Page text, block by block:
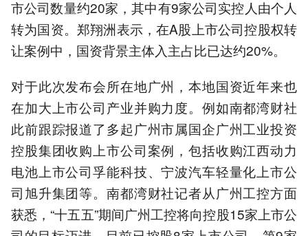
市公司数量约20家，其中有9家公司实控人由个人
转为国资。郑翔洲表示，在A股上市公司控股权转
让案例中，国资背景主体入主占比已达约20%。
对于此次发布会所在地广州，本地国资近年来也
在加大上市公司产业并购力度。例如南都湾财社
此前跟踪报道了多起广州市属国企广州工业投资
控股集团收购上市公司案例，包括收购江西动力
电池上市公司孚能科技、宁波汽车轻量化上市公
司旭升集团等。南都湾财社记者从广州工控方面
获悉，“十五五”期间广州工控将向控股15家上市公